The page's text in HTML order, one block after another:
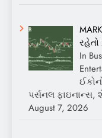
In
પર્સનલ ફાઇનાન્સ,
August 7, 2026